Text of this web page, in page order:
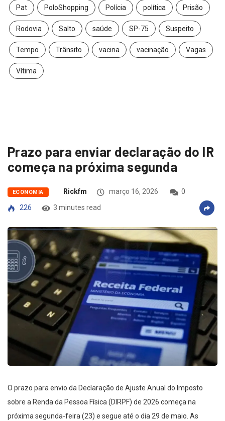
Pat PoloShopping Polícia política Prisão
Rodovia Salto saúde SP-75 Suspeito
Tempo Trânsito vacina vacinação Vagas
Vítima
Prazo para enviar declaração do IR
começa na próxima segunda
ECONOMIA Rickfm março 16, 2026
0
226
3 minutes read
O prazo para envio da Declaração de Ajuste Anual do Imposto
sobre a Renda da Pessoa Física (DIRPF) de 2026 começa na
próxima segunda-feira (23) e segue até o dia 29 de maio. As